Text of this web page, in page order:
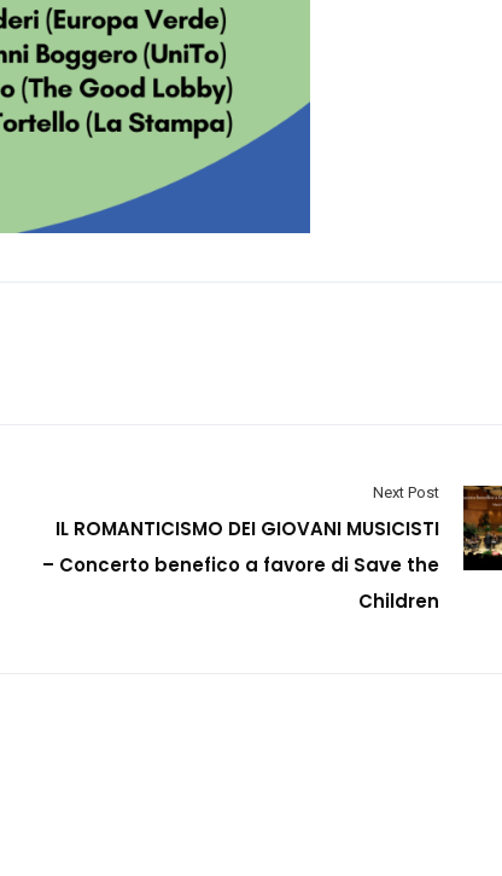
Next Post
IL ROMANTICISMO DEI GIOVANI MUSICISTI
– Concerto benefico a favore di Save the
Children